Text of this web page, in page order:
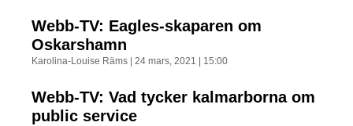
Webb-TV: Eagles-skaparen om
Oskarshamn
Karolina-Louise Räms 24 mars, 2021 15:00
Webb-TV: Vad tycker kalmarborna om
public service